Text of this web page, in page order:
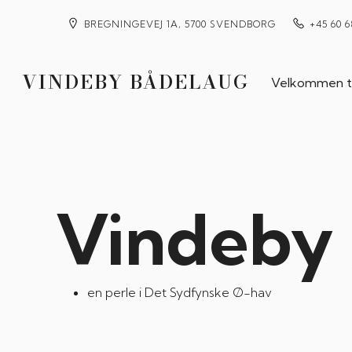
BREGNINGEVEJ 1A, 5700 SVENDBORG +45 60
VINDEBY BÅDELAUG Velkommen
Vindeby
en perle i Det Sydfynske Ø-hav